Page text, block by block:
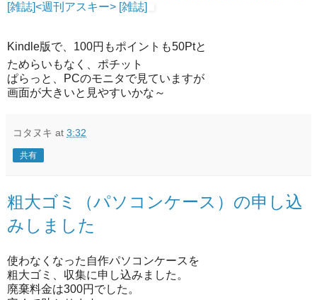
[雑誌]<週刊アスキー> [雑誌]
Kindle版で、100円もポイントも50Ptと
ためらいもなく、ポチット
ぱらっと、PCのモニタで見ていますが
画面が大きいと見やすいかな～
コタヌキ at 3:32
共有
粗大ゴミ（パソコンケース）の申し込
みしました
使わなくなった自作パソコンケースを
粗大ゴミ、収集に申し込みました。
廃棄料金は300円でした。